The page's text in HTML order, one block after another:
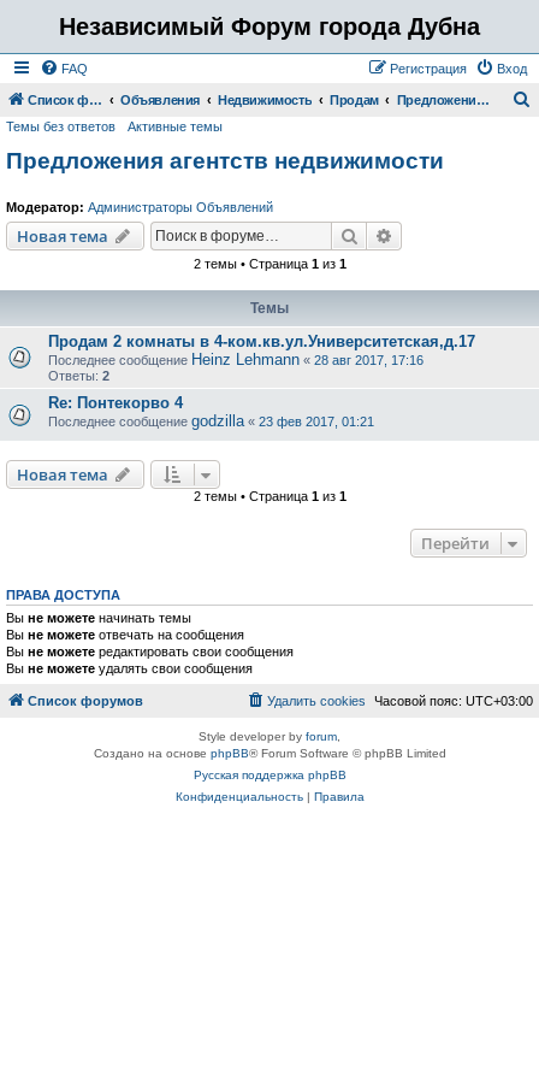
Независимый Форум города Дубна
FAQ Вход
Регистрация
Список форумов Объявления Недвижимость Продам Предложения агентств недвижимости
Темы без ответов Активные темы
Предложения агентств недвижимости
Модератор: Администраторы Объявлений
Новая тема Поиск
2 темы • Страница 1из 1
Темы
Продам 2 комнаты в 4-ком.кв.ул.Университетская,д.17
Последнее сообщение Heinz Lehmann « 28 авг 2017, 17:16
Ответы: 2
Re: Понтекорво 4
Последнее сообщение godzilla « 23 фев 2017, 01:21
Новая тема
2 темы • Страница 1из 1
Перейти
ПРАВА ДОСТУПА
Вы не можете начинать темы
Вы не можете отвечать на сообщения
Вы не можете редактировать свои сообщения
Вы не можете удалять свои сообщения
Список форумов Часовой пояс: UTC+03:00
Удалить cookies
Style developer by forum
Создано на основе phpBB® Forum Software © phpBB Limited
Русская поддержка phpBB
Конфиденциальность| Правила